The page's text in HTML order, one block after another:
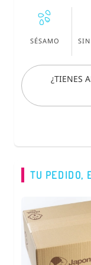
SÉSAMO
¿TIENES
TU PEDIDO,